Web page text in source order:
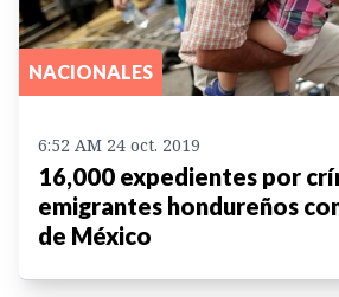
NACIONALES
6:52 AM 24 oct. 2019
16,000 expedientes por
emigrantes hondureños
de México